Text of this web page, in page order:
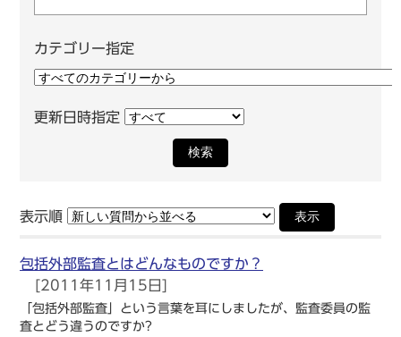
カテゴリー指定
更新日時指定
検索
表示順 表示
包括外部監査とはどんなものですか？
[2011年11月15日]
「包括外部監査」という言葉を耳にしましたが、監査委員の監
査とどう違うのですか?